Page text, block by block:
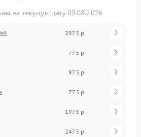
на текущую дату 09.08.2026
2975 р
775 р
975 р
775 р
1975 р
2475 р